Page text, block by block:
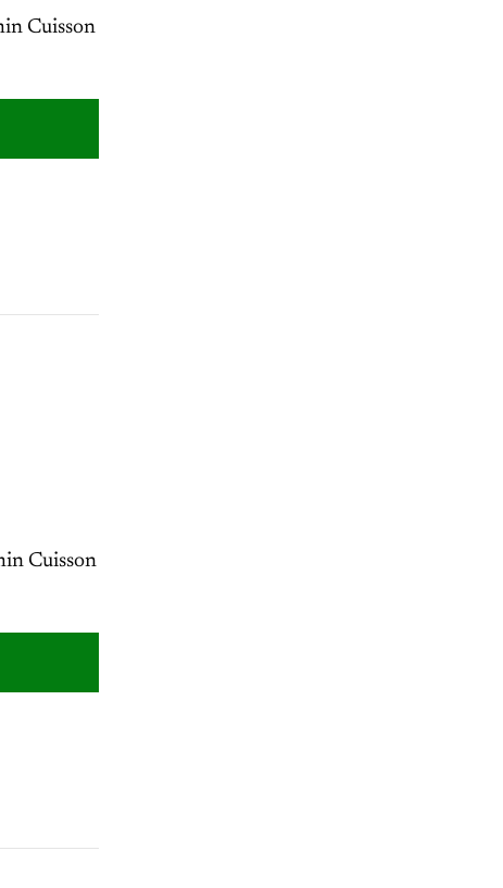
Cuisson
Cuisson